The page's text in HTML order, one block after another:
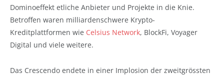
Dominoeffekt etliche Anbieter und Projekte in die Knie.
Betroffen waren milliardenschwere Krypto-
Kreditplattformen wie Celsius Network, BlockFi, Voyager
Digital und viele weitere.
Das Crescendo endete in einer Implosion der zweitgrössten